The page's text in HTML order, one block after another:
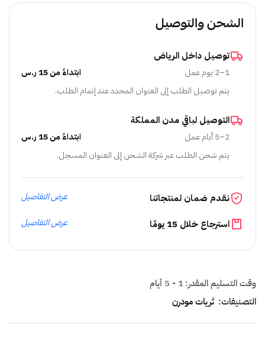
الشحن والتوصيل
توصيل داخل الرياض
1–2 يوم عمل
ابتداءً من 15 ر.س
يتم توصيل الطلب إلى العنوان المحدد عند إتمام الطلب.
التوصيل لباقي مدن المملكة
2–5 أيام عمل
ابتداءً من 15 ر.س
يتم شحن الطلب عبر شركة الشحن إلى العنوان المسجل.
نقدم ضمان لمنتجاتنا عرض التفاصيل
استرجاع خلال 15 يومًا عرض التفاصيل
وقت التسليم المقدر:1 - 5 أيام
التصنيفات: ثريات مودرن